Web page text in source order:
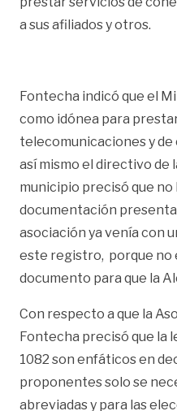
a sus afiliados y otros.
Fontecha indicó que el
como idónea para
telecomunicaciones y
así mismo el directivo de
municipio precisó que no
documentación
asociación ya venía con
este registro, porque no
documento para que la
Con respecto a que la
Fontecha precisó que la
1082 son enfáticos en
proponentes solo se
abreviadas y para las